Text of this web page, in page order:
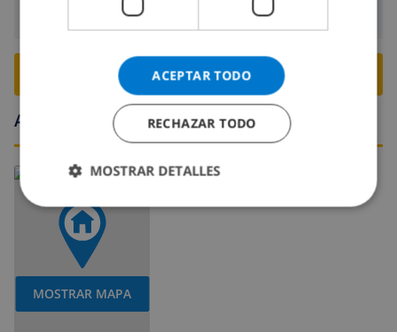
Salida: Antes de: 10:00
RESERVE ESTE CHALÉ ›
Alrededores
MOSTRAR MAPA
ACEPTAR TODO
RECHAZAR TODO
MOSTRAR DETALLES